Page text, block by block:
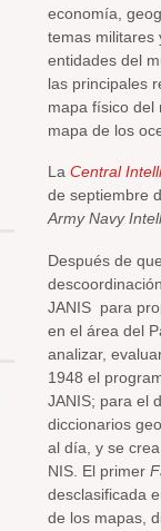
economía,
temas militares
entidades del
las principales
mapa físico del
mapa de los
La Central
de septiembre
Army Navy
Después de
JANIS para
en el área del
analizar,
1948 el
JANIS; para el
diccionarios
al día, y se
NIS. El primer
desclasificada
de los mapas,